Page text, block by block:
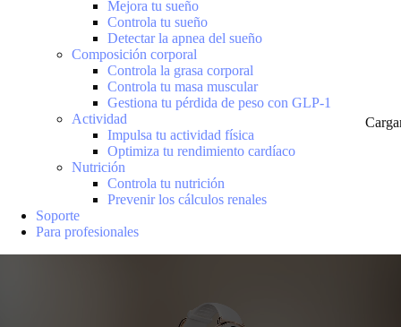
Mejora tu sueño
Controla tu sueño
Detectar la apnea del sueño
Composición corporal
Controla la grasa corporal
Controla tu masa muscular
Gestiona tu pérdida de peso con GLP-1
Actividad
Impulsa tu actividad física
Optimiza tu rendimiento cardíaco
Nutrición
Controla tu nutrición
Prevenir los cálculos renales
Soporte
Para profesionales